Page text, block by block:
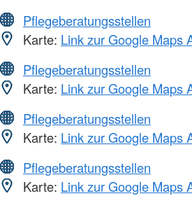
Pflegeberatungsstellen
Karte: Link zur Google Maps
Pflegeberatungsstellen
Karte: Link zur Google Maps
Pflegeberatungsstellen
Karte: Link zur Google Maps
Pflegeberatungsstellen
Karte: Link zur Google Maps